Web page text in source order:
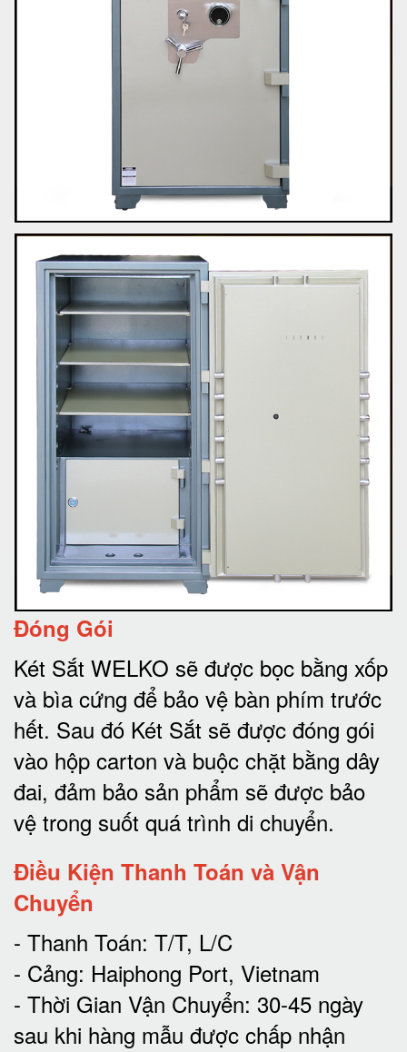
Đóng Gói
Két Sắt WELKO sẽ được bọc bằng xốp
và bìa cứng để bảo vệ bàn phím trước
hết. Sau đó Két Sắt sẽ được đóng gói
vào hộp carton và buộc chặt bằng dây
đai, đảm bảo sản phẩm sẽ được bảo
vệ trong suốt quá trình di chuyển.
Điều Kiện Thanh Toán và Vận
Chuyển
- Thanh Toán: T/T, L/C
- Cảng: Haiphong Port, Vietnam
- Thời Gian Vận Chuyển: 30-45 ngày
sau khi hàng mẫu được chấp nhận